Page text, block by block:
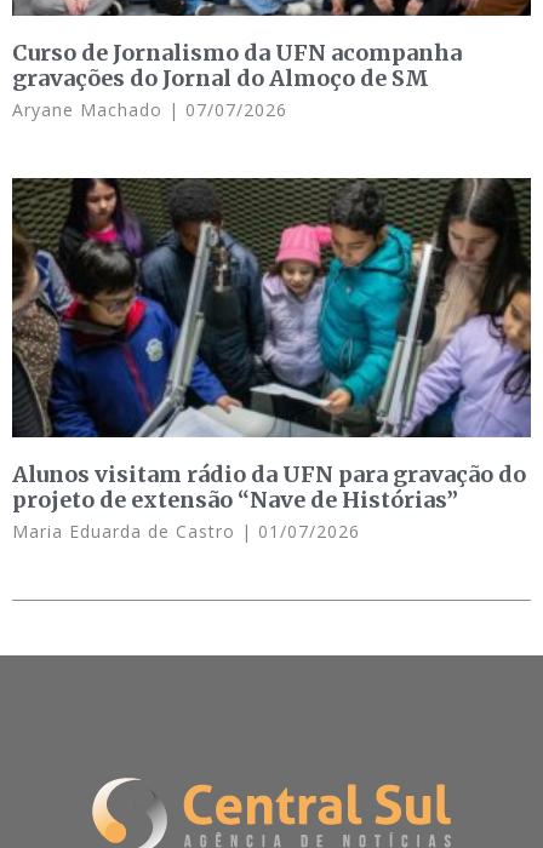
Curso de Jornalismo da UFN acompanha
gravações do Jornal do Almoço de SM
Aryane Machado 07/07/2026
Alunos visitam rádio da UFN para gravação do
projeto de extensão “Nave de Histórias”
Maria Eduarda de Castro 01/07/2026